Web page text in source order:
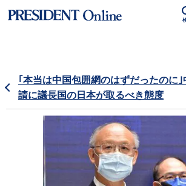
｢本当は中国包囲網のはずだったのに
請に議長国の日本が取るべき態度